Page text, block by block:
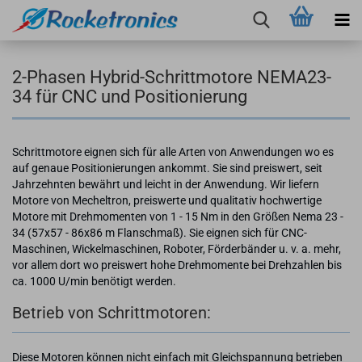
2-Phasen Hybrid-Schrittmotore NEMA23-
34 für CNC und Positionierung
Schrittmotore eignen sich für alle Arten von Anwendungen wo es
auf genaue Positionierungen ankommt. Sie sind preiswert, seit
Jahrzehnten bewährt und leicht in der Anwendung. Wir liefern
Motore von Mecheltron, preiswerte und qualitativ hochwertige
Motore mit Drehmomenten von 1 - 15 Nm in den Größen Nema 23 -
34 (57x57 - 86x86 m Flanschmaß). Sie eignen sich für CNC-
Maschinen, Wickelmaschinen, Roboter, Förderbänder u. v. a. mehr,
vor allem dort wo preiswert hohe Drehmomente bei Drehzahlen bis
ca. 1000 U/min benötigt werden.
Betrieb von Schrittmotoren:
Diese Motoren können nicht einfach mit Gleichspannung betrieben